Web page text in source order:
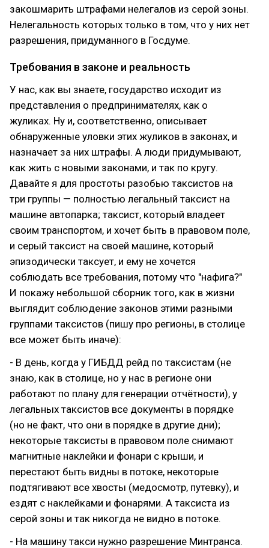
закошмарить штрафами нелегалов из серой зоны.
Нелегальность которых только в том, что у них нет
разрешения, придуманного в Госдуме.
Требования в законе и реальность
У нас, как вы знаете, государство исходит из
представления о предпринимателях, как о
жуликах. Ну и, соответственно, описывает
обнаруженные уловки этих жуликов в законах, и
назначает за них штрафы. А люди придумывают,
как жить с новыми законами, и так по кругу.
Давайте я для простоты разобью таксистов на
три группы — полностью легальный таксист на
машине автопарка; таксист, который владеет
своим транспортом, и хочет быть в правовом поле,
и серый таксист на своей машине, который
эпизодически таксует, и ему не хочется
соблюдать все требования, потому что "нафига?"
И покажу небольшой сборник того, как в жизни
выглядит соблюдение законов этими разными
группами таксистов (пишу про регионы, в столице
все может быть иначе):
- В день, когда у ГИБДД рейд по таксистам (не
знаю, как в столице, но у нас в регионе они
работают по плану для генерации отчётности), у
легальных таксистов все документы в порядке
(но не факт, что они в порядке в другие дни);
некоторые таксисты в правовом поле снимают
магнитные наклейки и фонари с крыши, и
перестают быть видны в потоке, некоторые
подтягивают все хвосты (медосмотр, путевку), и
ездят с наклейками и фонарями. А таксиста из
серой зоны и так никогда не видно в потоке.
- На машину такси нужно разрешение Минтранса.